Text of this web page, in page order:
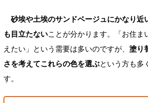
砂埃や土埃のサンドベージュにかなり近
も目立たないことが分かります。「お住ま
えたい」という需要は多いのですが、 塗り
さを考えてこれらの色を選ぶという方も多
す。